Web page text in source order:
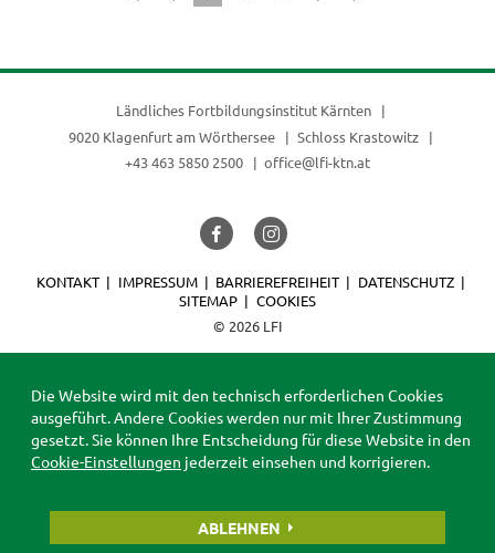
Ländliches Fortbildungsinstitut Kärnten
9020 Klagenfurt am Wörthersee
Schloss Krastowitz
+43 463 5850 2500
office@lfi-ktn.at
© 2026 LFI
KONTAKT IMPRESSUM BARRIEREFREIHEIT
DATENSCHUTZ
SITEMAP
COOKIES
Die Website wird mit den technisch erforderlichen Cookies
ausgeführt. Andere Cookies werden nur mit Ihrer Zustimmung
gesetzt. Sie können Ihre Entscheidung für diese Website in den
Cookie-Einstellungen jederzeit einsehen und korrigieren.
ABLEHNEN